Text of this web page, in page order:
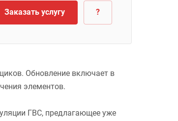
Заказать услугу ?
Обновление включает в
элементов.
ГВС, предлагающее уже